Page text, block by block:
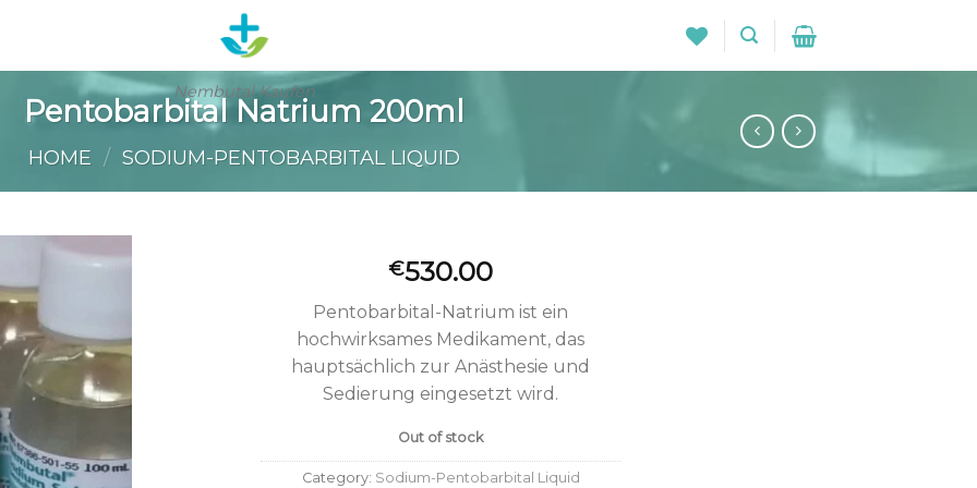
Nembutal Kaufen
Pentobarbital Natrium 200ml
HOME / SODIUM-PENTOBARBITAL LIQUID
Add to wishlist
€530.00
Pentobarbital-Natrium ist ein
hochwirksames Medikament, das
hauptsächlich zur Anästhesie und
Sedierung eingesetzt wird.
Out of stock
Category: Sodium-Pentobarbital Liquid